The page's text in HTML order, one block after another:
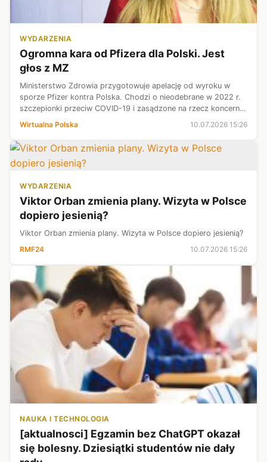
WYDARZENIA
Ogromna kara od Pfizera dla Polski. Jest
głos z MZ
Ministerstwo Zdrowia przygotowuje apelację od wyroku w
sporze Pfizer kontra Polska. Chodzi o nieodebrane w 2022 r.
szczepionki przeciw COVID-19 i zasądzone na rzecz koncernu
Wirtualna Polska 10.07.2026 15:26
WYDARZENIA
Viktor Orban zmienia plany. Wizyta w Polsce
dopiero jesienią?
Viktor Orban zmienia plany. Wizyta w Polsce dopiero jesienią?
RMF24
10.07.2026 15:26
NAUKA I TECHNOLOGIA
[aktualnosci] Egzamin bez ChatGPT okazał
się bolesny. Dziesiątki studentów nie dały